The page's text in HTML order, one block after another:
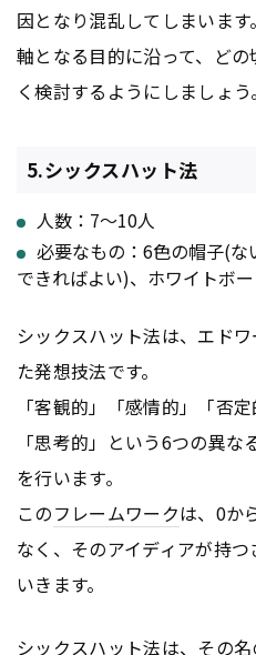
因となり混乱してしまいます。
軸となる目的に沿って、ど
く検討するようにしましょう。
5.シックスハット法
人数：7〜10人
必要なもの：6色の帽子(
できればよい)、ホワイトボ
シックスハット法は、エド
た発想技法です。
「客観的」「感情的」「否
「思考的」という6つの異
を行います。
このフレームワークは、0か
なく、そのアイディアが持
いきます。
シックスハット法は、その